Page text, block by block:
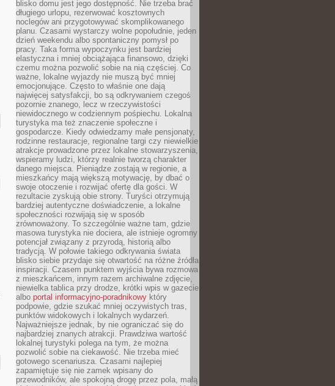
blisko domu jest jego dostępność. Nie trzeba brać
długiego urlopu, rezerwować kosztownych
noclegów ani przygotowywać skomplikowanego
planu. Czasami wystarczy wolne popołudnie, jeden
dzień weekendu albo spontaniczny pomysł po
pracy. Taka forma wypoczynku jest bardziej
elastyczna i mniej obciążająca finansowo, dzięki
czemu można pozwolić sobie na nią częściej. Co
ważne, lokalne wyjazdy nie muszą być mniej
emocjonujące. Często to właśnie one dają
najwięcej satysfakcji, bo są odkrywaniem czegoś
pozornie znanego, lecz w rzeczywistości
niewidocznego w codziennym pośpiechu. Lokalna
turystyka ma też znaczenie społeczne i
gospodarcze. Kiedy odwiedzamy małe pensjonaty,
rodzinne restauracje, regionalne targi czy niewielkie
atrakcje prowadzone przez lokalne stowarzyszenia,
wspieramy ludzi, którzy realnie tworzą charakter
danego miejsca. Pieniądze zostają w regionie, a
mieszkańcy mają większą motywację, by dbać o
swoje otoczenie i rozwijać ofertę dla gości. W
rezultacie zyskują obie strony. Turyści otrzymują
bardziej autentyczne doświadczenie, a lokalne
społeczności rozwijają się w sposób
zrównoważony. To szczególnie ważne tam, gdzie
masowa turystyka nie dociera, ale istnieje ogromny
potencjał związany z przyrodą, historią albo
tradycją. W połowie takiego odkrywania świata
blisko siebie przydaje się otwartość na różne źródła
inspiracji. Czasem punktem wyjścia bywa rozmowa
z mieszkańcem, innym razem archiwalne zdjęcie,
niewielka tablica przy drodze, krótki wpis w gazecie
albo portal informacyjno-poradnikowy który
podpowie, gdzie szukać mniej oczywistych tras,
punktów widokowych i lokalnych wydarzeń.
Najważniejsze jednak, by nie ograniczać się do
najbardziej znanych atrakcji. Prawdziwa wartość
lokalnej turystyki polega na tym, że można
pozwolić sobie na ciekawość. Nie trzeba mieć
gotowego scenariusza. Czasami najlepiej
zapamiętuje się nie zamek wpisany do
przewodników, ale spokojną drogę przez pola, małą